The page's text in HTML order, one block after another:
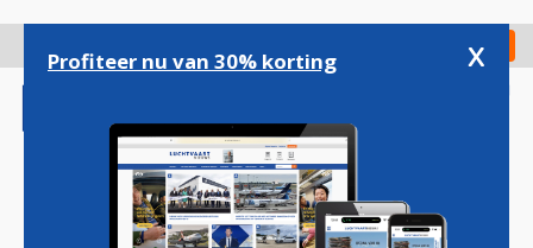
gaan
Check in
Profiteer nu van 30% korting x